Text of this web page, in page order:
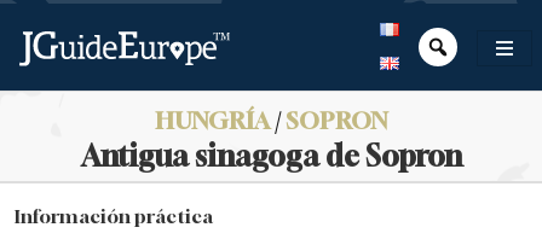
HUNGRÍA/SOPRON
Antigua sinagoga de Sopron
Información práctica